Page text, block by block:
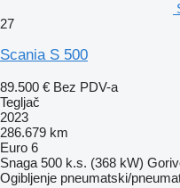
27
Scania S 500
89.500 € Bez PDV-a
Tegljač
2023
286.679 km
Euro 6
Snaga 500 k.s. (368 kW)
Ogibljenje pneumatski/